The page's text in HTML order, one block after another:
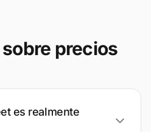
precios
es realmente